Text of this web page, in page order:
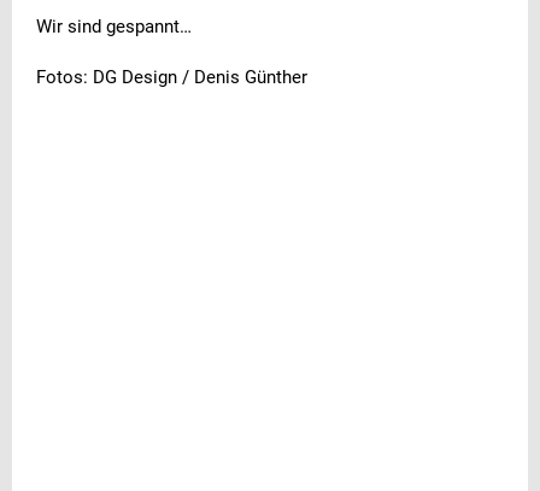
Wir sind gespannt…
Fotos: DG Design / Denis Günther